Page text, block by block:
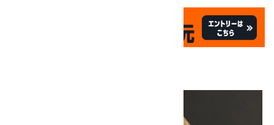
祝☆サイトオープン17周年